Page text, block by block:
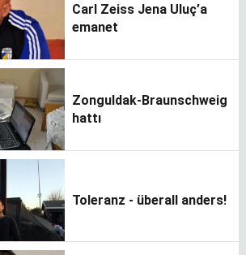
Carl Zeiss Jena Uluç’a
emanet
Zonguldak-Braunschweig
hattı
Toleranz - überall anders!